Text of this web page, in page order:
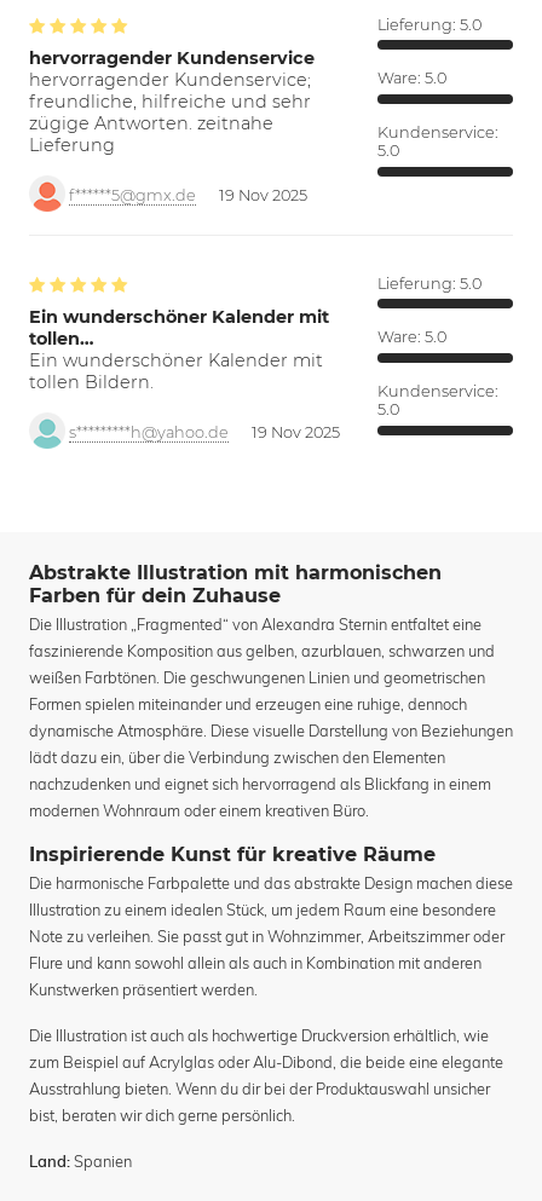
hervorragender Kundenservice
hervorragender Kundenservice;
freundliche, hilfreiche und sehr
zügige Antworten. zeitnahe
Lieferung
f******5@gmx.de 19 Nov 2025
Lieferung: 5.0
Ware: 5.0
Kundenservice:
5.0
Ein wunderschöner Kalender mit
tollen…
Ein wunderschöner Kalender mit
tollen Bildern.
s*********h@yahoo.de 19 Nov 2025
Lieferung: 5.0
Ware: 5.0
Kundenservice:
5.0
Abstrakte Illustration mit harmonischen
Farben für dein Zuhause
Die Illustration „Fragmented“ von Alexandra Sternin entfaltet eine
faszinierende Komposition aus gelben, azurblauen, schwarzen und
weißen Farbtönen. Die geschwungenen Linien und geometrischen
Formen spielen miteinander und erzeugen eine ruhige, dennoch
dynamische Atmosphäre. Diese visuelle Darstellung von Beziehungen
lädt dazu ein, über die Verbindung zwischen den Elementen
nachzudenken und eignet sich hervorragend als Blickfang in einem
modernen Wohnraum oder einem kreativen Büro.
Inspirierende Kunst für kreative Räume
Die harmonische Farbpalette und das abstrakte Design machen diese
Illustration zu einem idealen Stück, um jedem Raum eine besondere
Note zu verleihen. Sie passt gut in Wohnzimmer, Arbeitszimmer oder
Flure und kann sowohl allein als auch in Kombination mit anderen
Kunstwerken präsentiert werden.
Die Illustration ist auch als hochwertige Druckversion erhältlich, wie
zum Beispiel auf Acrylglas oder Alu-Dibond, die beide eine elegante
Ausstrahlung bieten. Wenn du dir bei der Produktauswahl unsicher
bist, beraten wir dich gerne persönlich.
Land: Spanien